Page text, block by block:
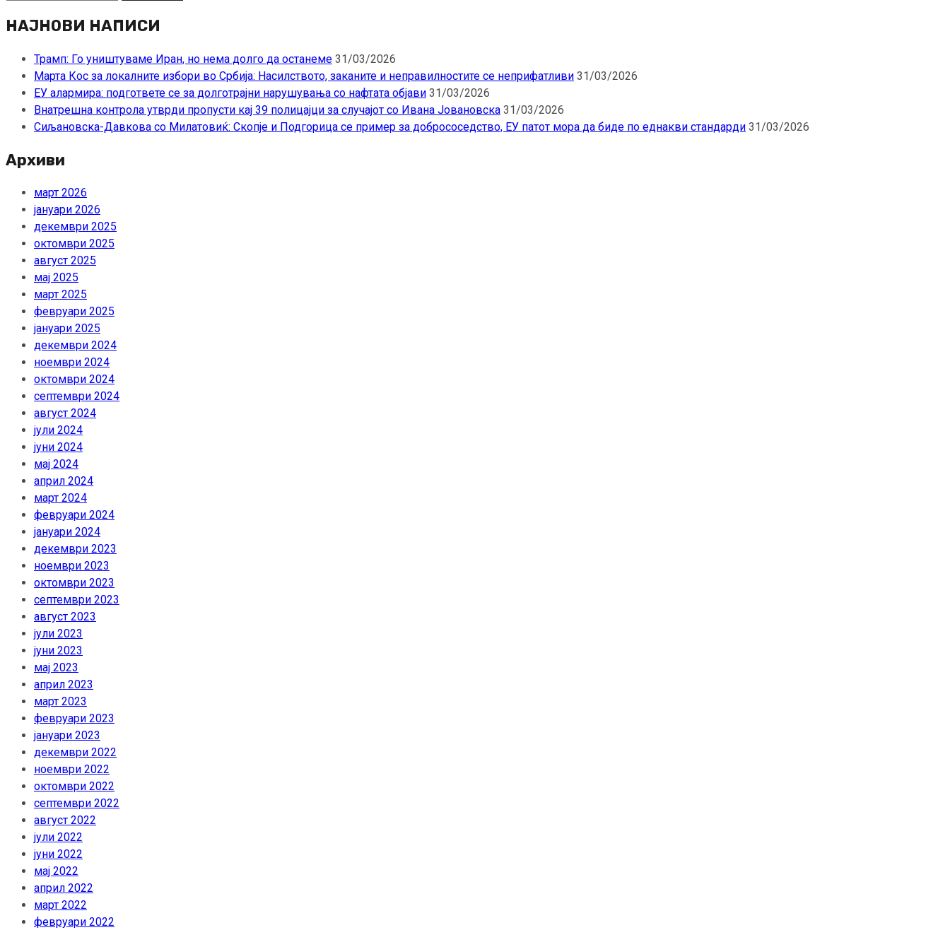
НАЈНОВИ НАПИСИ
Трамп: Го уништуваме Иран, но нема долго да останеме 31/03/2026
Марта Кос за локалните избори во Србија: Насилството, заканите и неправилностите се неприфатливи 31/03/2026
ЕУ алармира: подгответе се за долготрајни нарушувања со нафтата објави 31/03/2026
Внатрешна контрола утврди пропусти кај 39 полицајци за случајот со Ивана Јовановска 31/03/2026
Сиљановска-Давкова со Милатовиќ: Скопје и Подгорица се пример за добрососедство, ЕУ патот мора да биде по еднакви стандарди 31/03/2026
Архиви
март 2026
јануари 2026
декември 2025
октомври 2025
август 2025
мај 2025
март 2025
февруари 2025
јануари 2025
декември 2024
ноември 2024
октомври 2024
септември 2024
август 2024
јули 2024
јуни 2024
мај 2024
април 2024
март 2024
февруари 2024
јануари 2024
декември 2023
ноември 2023
октомври 2023
септември 2023
август 2023
јули 2023
јуни 2023
мај 2023
април 2023
март 2023
февруари 2023
јануари 2023
декември 2022
ноември 2022
октомври 2022
септември 2022
август 2022
јули 2022
јуни 2022
мај 2022
април 2022
март 2022
февруари 2022